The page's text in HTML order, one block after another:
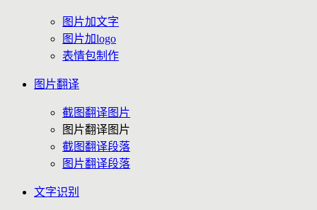
图片加文字
图片加logo
表情包制作
图片翻译
截图翻译图片
图片翻译图片
截图翻译段落
图片翻译段落
文字识别